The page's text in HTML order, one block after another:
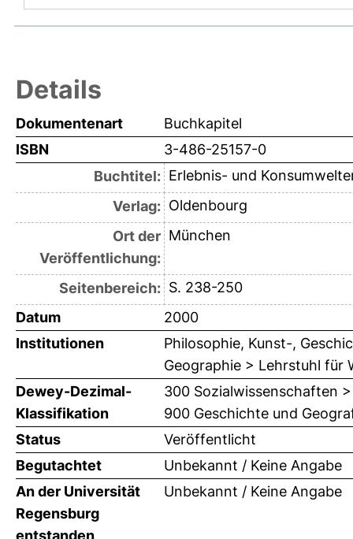
Details
Dokumentenart
Buchkapitel
ISBN
3-486-25157-0
Buchtitel: Erlebnis- und
Verlag: Oldenbourg
Ort der
Veröffentlichung:
München
Seitenbereich: S. 238-250
Datum
2000
Institutionen
Philosophie, Kunst-,
Geographie > Lehrstuhl für
Dewey-Dezimal-
Klassifikation
300 Sozialwissenschaften
900 Geschichte und
Status
Veröffentlicht
Begutachtet
Unbekannt / Keine Angabe
An der Universität
Regensburg
entstanden
Unbekannt / Keine Angabe